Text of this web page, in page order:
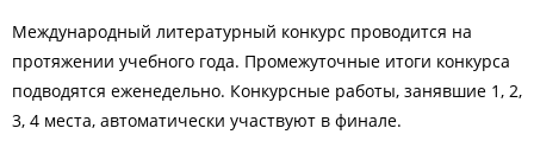
Международный литературный конкурс проводится на
протяжении учебного года. Промежуточные итоги конкурса
подводятся еженедельно. Конкурсные работы, занявшие 1, 2,
3, 4 места, автоматически участвуют в финале.